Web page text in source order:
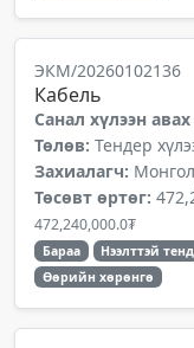
ЭКМ/20260102136
Кабель
Санал хүлээн
Төлөв: Тендер
Захиалагч:
Төсөвт өртөг:
472,240,000.0₮
Бараа
Нээлттэй
Өөрийн хөрөнгө